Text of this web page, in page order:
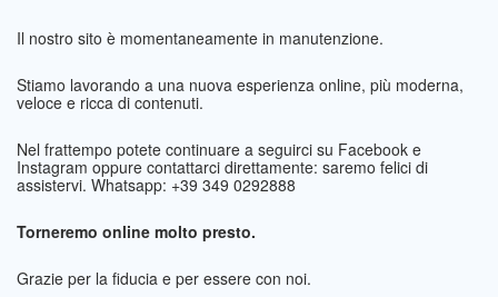
Il nostro sito è momentaneamente in manutenzione.
Stiamo lavorando a una nuova esperienza online, più moderna,
veloce e ricca di contenuti.
Nel frattempo potete continuare a seguirci su Facebook e
Instagram oppure contattarci direttamente: saremo felici di
assistervi. Whatsapp: +39 349 0292888
Torneremo online molto presto.
Grazie per la fiducia e per essere con noi.